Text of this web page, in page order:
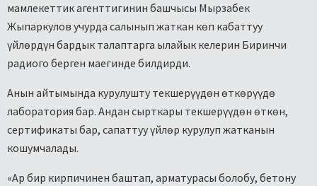
мамлекеттик агенттигинин башчысы Мырзабек
Жыпаркулов учурда салынып жаткан көп кабаттуу
үйлөрдүн бардык талаптарга ылайык келерин Биринчи
радиого берген маегинде билдирди.
Анын айтымында курулушту текшерүүдөн өткөрүүдө
лаборатория бар. Андан сырткары текшерүүдөн өткөн,
сертификаты бар, сапаттуу үйлөр курулуп жатканын
кошумчалады.
«Ар бир кирпичинен баштап, арматурасы болобу, бетону